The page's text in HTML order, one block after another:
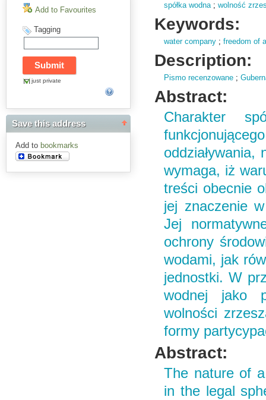
Add to Favourites
Tagging
just private
Save this address
Add to bookmarks
spółka wodna;wolność
Keywords:
water company ;freedom of
Description:
Pismo recenzowane ;
Abstract:
Charakter
oddziaływania,
wymaga, iż
treści obecnie
jej znaczenie
Jej
ochrony
wodami, jak
jednostki. W
wodnej jako
wolności
formy
Abstract:
The nature of
in the legal